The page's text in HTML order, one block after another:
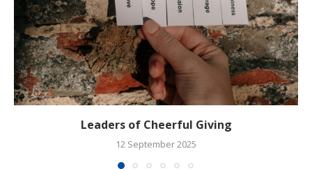
Leaders of Cheerful Giving
12 September 2025